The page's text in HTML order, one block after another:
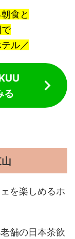
食と
ル／
る
を楽しめるホ
舗の日本茶飲